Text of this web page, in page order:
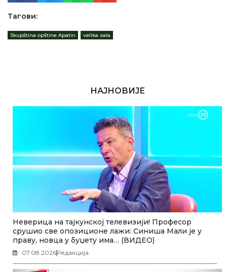
Тагови:
Skupština opštine Apatin velika sala
НАЈНОВИЈЕ
Неверица на тајкунској телевизији! Професор
срушио све опозиционе лажи: Синиша Мали је у
праву, новца у буџету има… (ВИДЕО)
07.08.2026Редакција